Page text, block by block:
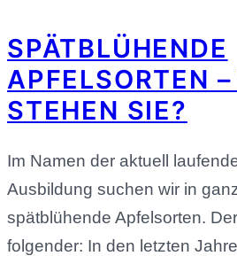
SPÄTBLÜHENDE
APFELSORTEN –
STEHEN SIE?
Im Namen der aktuell
Ausbildung suchen wir in
spätblühende Apfelsorten.
folgender: In den letzten